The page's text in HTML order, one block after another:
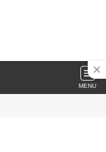
MENU